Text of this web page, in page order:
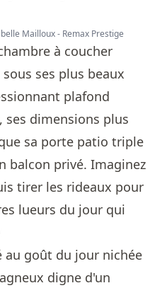
Mailloux - Remax Prestige
à coucher
ses plus beaux
plafond
ses dimensions plus
sa porte patio triple
balcon privé. Imaginez
tirer les rideaux pour
lueurs du jour qui